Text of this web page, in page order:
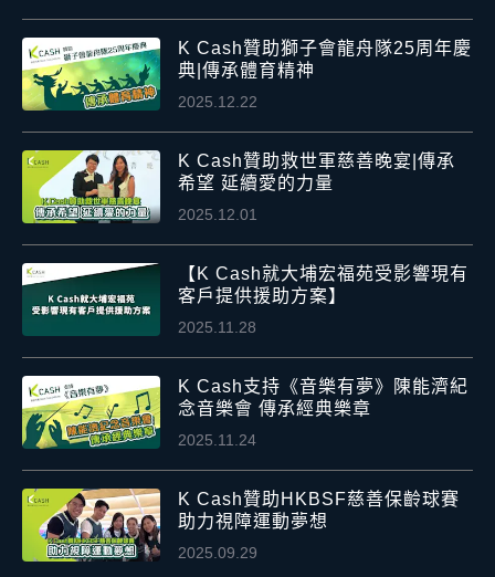
K Cash贊助獅子會龍舟隊25周年慶
典|傳承體育精神
2025.12.22
K Cash贊助救世軍慈善晚宴|傳承
希望 延續愛的力量
2025.12.01
【K Cash就大埔宏福苑受影響現有
客戶提供援助方案】
2025.11.28
K Cash支持《音樂有夢》陳能濟紀
念音樂會 傳承經典樂章
2025.11.24
K Cash贊助HKBSF慈善保齡球賽
助力視障運動夢想
2025.09.29